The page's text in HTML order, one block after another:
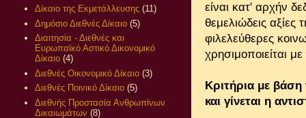
είναι κατ' αρχήν
θεμελιώδεις αξίες
φιλελεύθερες
χρησιμοποιείται
Κριτήρια με βάση
και γίνεται η
Δίκαιο της Εκμετάλλευσης (11)
Δημόσιο Διεθνές Δίκαιο (5)
Διαιτησία - Διεθνές και
Ευρωπαϊκό Αστικό Δικονομικό
Δίκαιο (4)
Διεθνές Οικονομικό Δίκαιο (3)
Διεθνές Ποινικό Δίκαιο (5)
Διεθνής Προστασία Ανθρωπίνων
Δικαιωμάτων (8)